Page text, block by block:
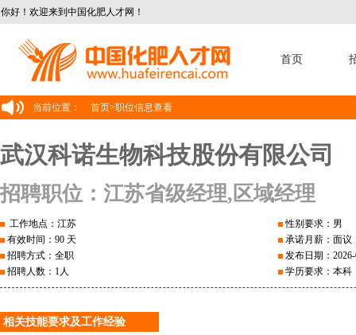
你好！欢迎来到中国化肥人才网！
首页
当前位置： 首页>职位信息查看
武汉科诺生物科技股份有限公司
招聘职位：江苏省级经理,区域经理
工作地点：江苏
有效时间：90 天
招聘方式：全职
招聘人数：1人
性别要求：男
承诺月薪：面议
发布日期：
学历要求：本科
相关技能要求及工作经验